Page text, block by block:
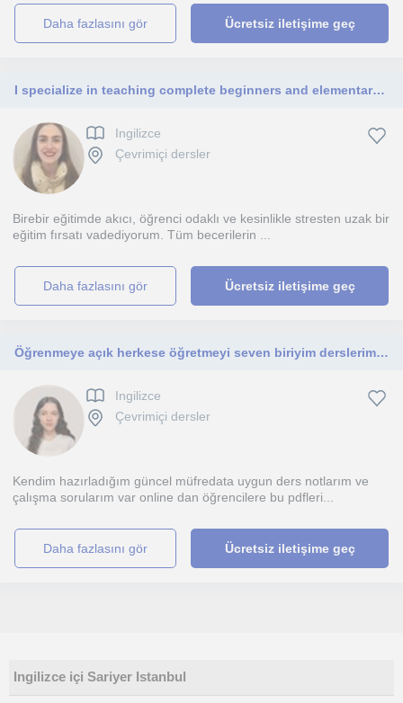
daha fazlasını gör Ücretsiz iletişime geç
I specialize in teaching complete beginners and elementary-adult learners. Every lesson is personalized to your needs and learning styles. I can't wait to meet you!
Ingilizce
Çevrimiçi dersler
Birebir eğitimde akıcı, öğrenci odaklı ve kesinlikle stresten uzak bir
eğitim fırsatı vadediyorum. Tüm becerilerin ...
daha fazlasını gör Ücretsiz iletişime geç
Öğrenmeye açık herkese öğretmeyi seven biriyim derslerimi c1 seviyesine kadar herkese verebilirim
Ingilizce
Çevrimiçi dersler
Kendim hazırladığım güncel müfredata uygun ders notlarım ve
çalışma sorularım var online dan öğrencilere bu pdfleri...
daha fazlasını gör Ücretsiz iletişime geç
Ingilizce içi Sariyer Istanbul